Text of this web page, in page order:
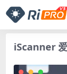
iScanner